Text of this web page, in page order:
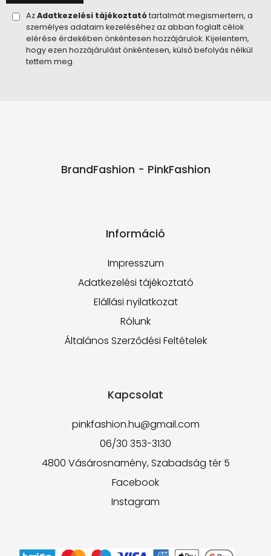
AzAdatkezelési tájékoztatótartalmát megismertem, a
személyes adataim kezeléséhez az abban foglalt célok
elérése érdekében önkéntesen hozzájárulok. Kijelentem,
hogy ezen hozzájárulást önkéntesen, külső befolyás nélkül
tettem meg.
BrandFashion - PinkFashion
Információ
Impresszum
Adatkezelési tájékoztató
Elállási nyilatkozat
Rólunk
Általános Szerződési Feltételek
Kapcsolat
pinkfashion.hu@gmail.com
06/30 353-3130
4800 Vásárosnamény, Szabadság tér 5
Facebook
Instagram